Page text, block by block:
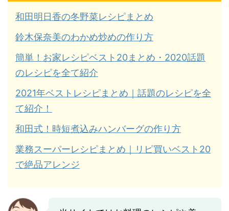
和田明日香の冬野菜レシピまとめ
鈴木保奈美のわかめ炒めの作り方
簡単！お家レシピベスト20まとめ・2020話題
のレシピを全て紹介
2021年ベストレシピまとめ｜話題のレシピを全
て紹介！
和田式！時短煮込みハンバーグの作り方
業務スーパーレシピまとめ｜リピ買いベスト20
で絶品アレンジ